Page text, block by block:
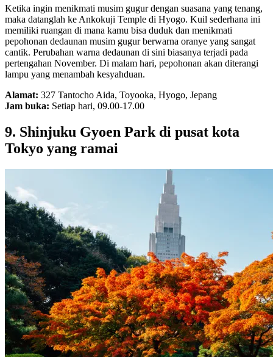
Ketika ingin menikmati musim gugur dengan suasana yang tenang,
maka datanglah ke Ankokuji Temple di Hyogo. Kuil sederhana ini
memiliki ruangan di mana kamu bisa duduk dan menikmati
pepohonan dedaunan musim gugur berwarna oranye yang sangat
cantik. Perubahan warna dedaunan di sini biasanya terjadi pada
pertengahan November. Di malam hari, pepohonan akan diterangi
lampu yang menambah kesyahduan.
Alamat: 327 Tantocho Aida, Toyooka, Hyogo, Jepang
Jam buka: Setiap hari, 09.00-17.00
9. Shinjuku Gyoen Park di pusat kota
Tokyo yang ramai